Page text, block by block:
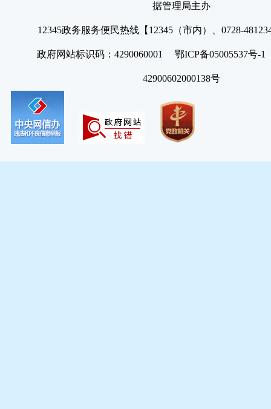
据管理局主办
12345政务服务便民热线【12345（市内）、0728-
政府网站标识码：4290060001 鄂ICP备05005537号
42900602000138号